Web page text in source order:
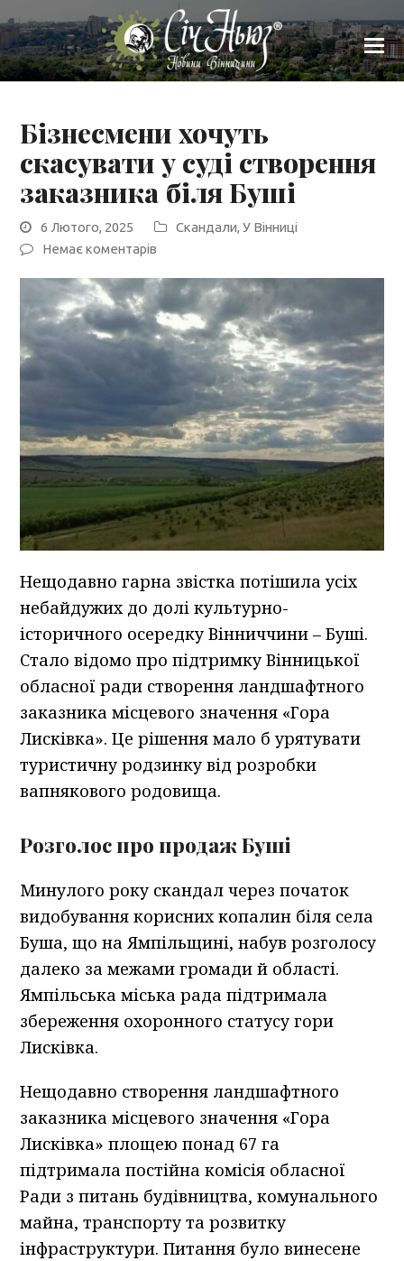
Бізнесмени хочуть
скасувати у суді створення
заказника біля Буші
6 Лютого, 2025 Скандали,У Вінниці
Немає коментарів
Нещодавно гарна звістка потішила усіх
небайдужих до долі культурно-
історичного осередку Вінниччини – Буші.
Стало відомо про підтримку Вінницької
обласної ради створення ландшафтного
заказника місцевого значення «Гора
Лисківка». Це рішення мало б урятувати
туристичну родзинку від розробки
вапнякового родовища.
Розголос про продаж Буші
Минулого року скандал через початок
видобування корисних копалин біля села
Буша, що на Ямпільщині, набув розголосу
далеко за межами громади й області.
Ямпільська міська рада підтримала
збереження охоронного статусу гори
Лисківка.
Нещодавно створення ландшафтного
заказника місцевого значення «Гора
Лисківка» площею понад 67 га
підтримала постійна комісія обласної
Ради з питань будівництва, комунального
майна, транспорту та розвитку
інфраструктури. Питання було винесене